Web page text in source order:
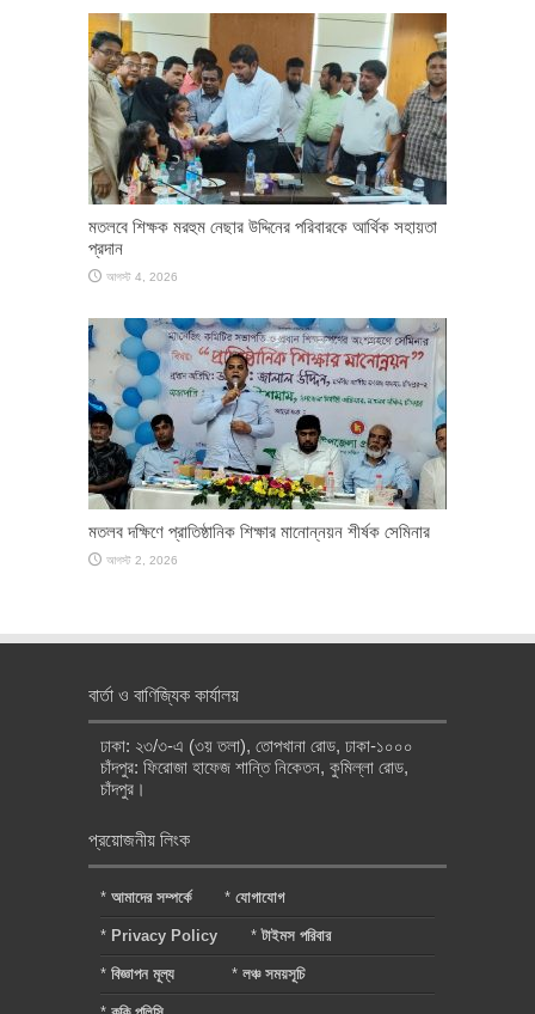
মতলবে শিক্ষক মরহুম নেছার উদ্দিনের পরিবারকে আর্থিক সহায়তা
প্রদান
আগস্ট 4, 2026
মতলব দক্ষিণে প্রাতিষ্ঠানিক শিক্ষার মানোন্নয়ন শীর্ষক সেমিনার
আগস্ট 2, 2026
বার্তা ও বাণিজ্যিক কার্যালয়
ঢাকা: ২৩/৩-এ (৩য় তলা), তোপখানা রোড, ঢাকা-১০০০
চাঁদপুর: ফিরোজা হাফেজ শান্তি নিকেতন, কুমিল্লা রোড,
চাঁদপুর।
প্রয়োজনীয় লিংক
* আমাদের সম্পর্কে * যোগাযোগ
* Privacy Policy *টাইমস পরিবার
* বিজ্ঞাপন মূল্য * লঞ্চ সময়সূচি